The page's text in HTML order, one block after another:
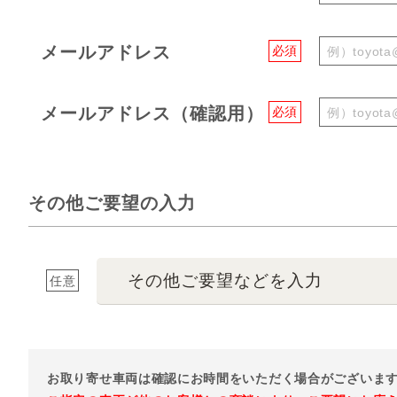
必須
メールアドレス
必須
メールアドレス（確認用）
その他ご要望の入力
任意 その他ご要望などを入力
お取り寄せ車両は確認にお時間をいただく場合がございま